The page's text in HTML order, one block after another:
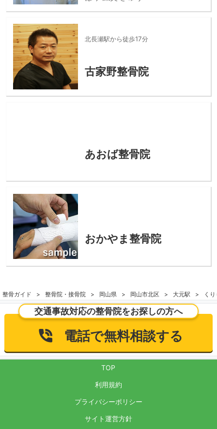
北長瀬駅から徒歩17分
古家野整骨院
あおば整骨院
おかやま整骨院
整骨ガイド 整骨院・接骨院 岡山県 岡山市北区 大元駅 く
交通事故対応の整骨院をお探しの方へ
電話で無料相談する
TOP
利用規約
プライバシーポリシー
サイト運営方針